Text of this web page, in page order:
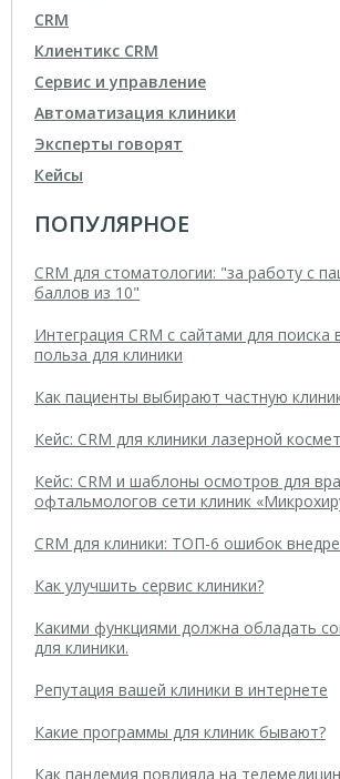
CRM
Клиентикс CRM
Сервис и управление
Автоматизация клиники
Эксперты говорят
Кейсы
ПОПУЛЯРНОЕ
CRM для стоматологии: "за работу с
баллов из 10"
Интеграция CRM с сайтами для поиска
польза для клиники
Как пациенты выбирают частную
Кейс: CRM для клиники лазерной
Кейс: CRM и шаблоны осмотров для
офтальмологов сети клиник
CRM для клиники: ТОП-6 ошибок
Как улучшить сервис клиники?
Какими функциями должна обладать
для клиники.
Репутация вашей клиники в интернете
Какие программы для клиник бывают?
Как пандемия повлияла на